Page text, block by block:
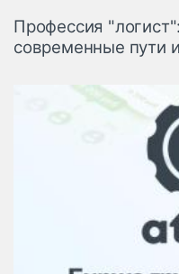
Профессия
современные пути